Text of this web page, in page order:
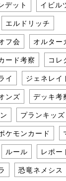
デット イビル
エルドリッチ
フ会 オルター
ード考察 コレ
イ ジェネレイ
ンズ デッキ考
プランキッズ
ケモンカード
ルール レポー
恐竜ネメシス